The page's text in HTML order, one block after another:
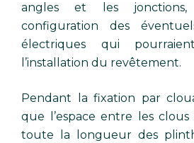
angles et les
configuration des
électriques qui
l’installation du revêtement.
Pendant la fixation par
que l’espace entre les
toute la longueur des